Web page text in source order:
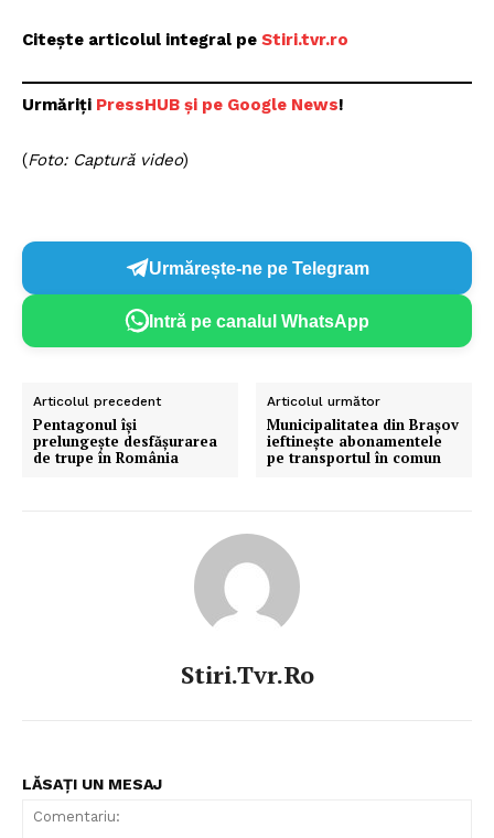
Citește articolul integral pe Stiri.tvr.ro
Urmăriți PressHUB și pe Google News!
(Foto: Captură video)
Urmărește-ne pe Telegram
Intră pe canalul WhatsApp
Articolul precedent
Pentagonul își
prelungește desfășurarea
de trupe în România
Articolul următor
Municipalitatea din Brașov
ieftinește abonamentele
pe transportul în comun
Stiri.tvr.ro
LĂSAȚI UN MESAJ